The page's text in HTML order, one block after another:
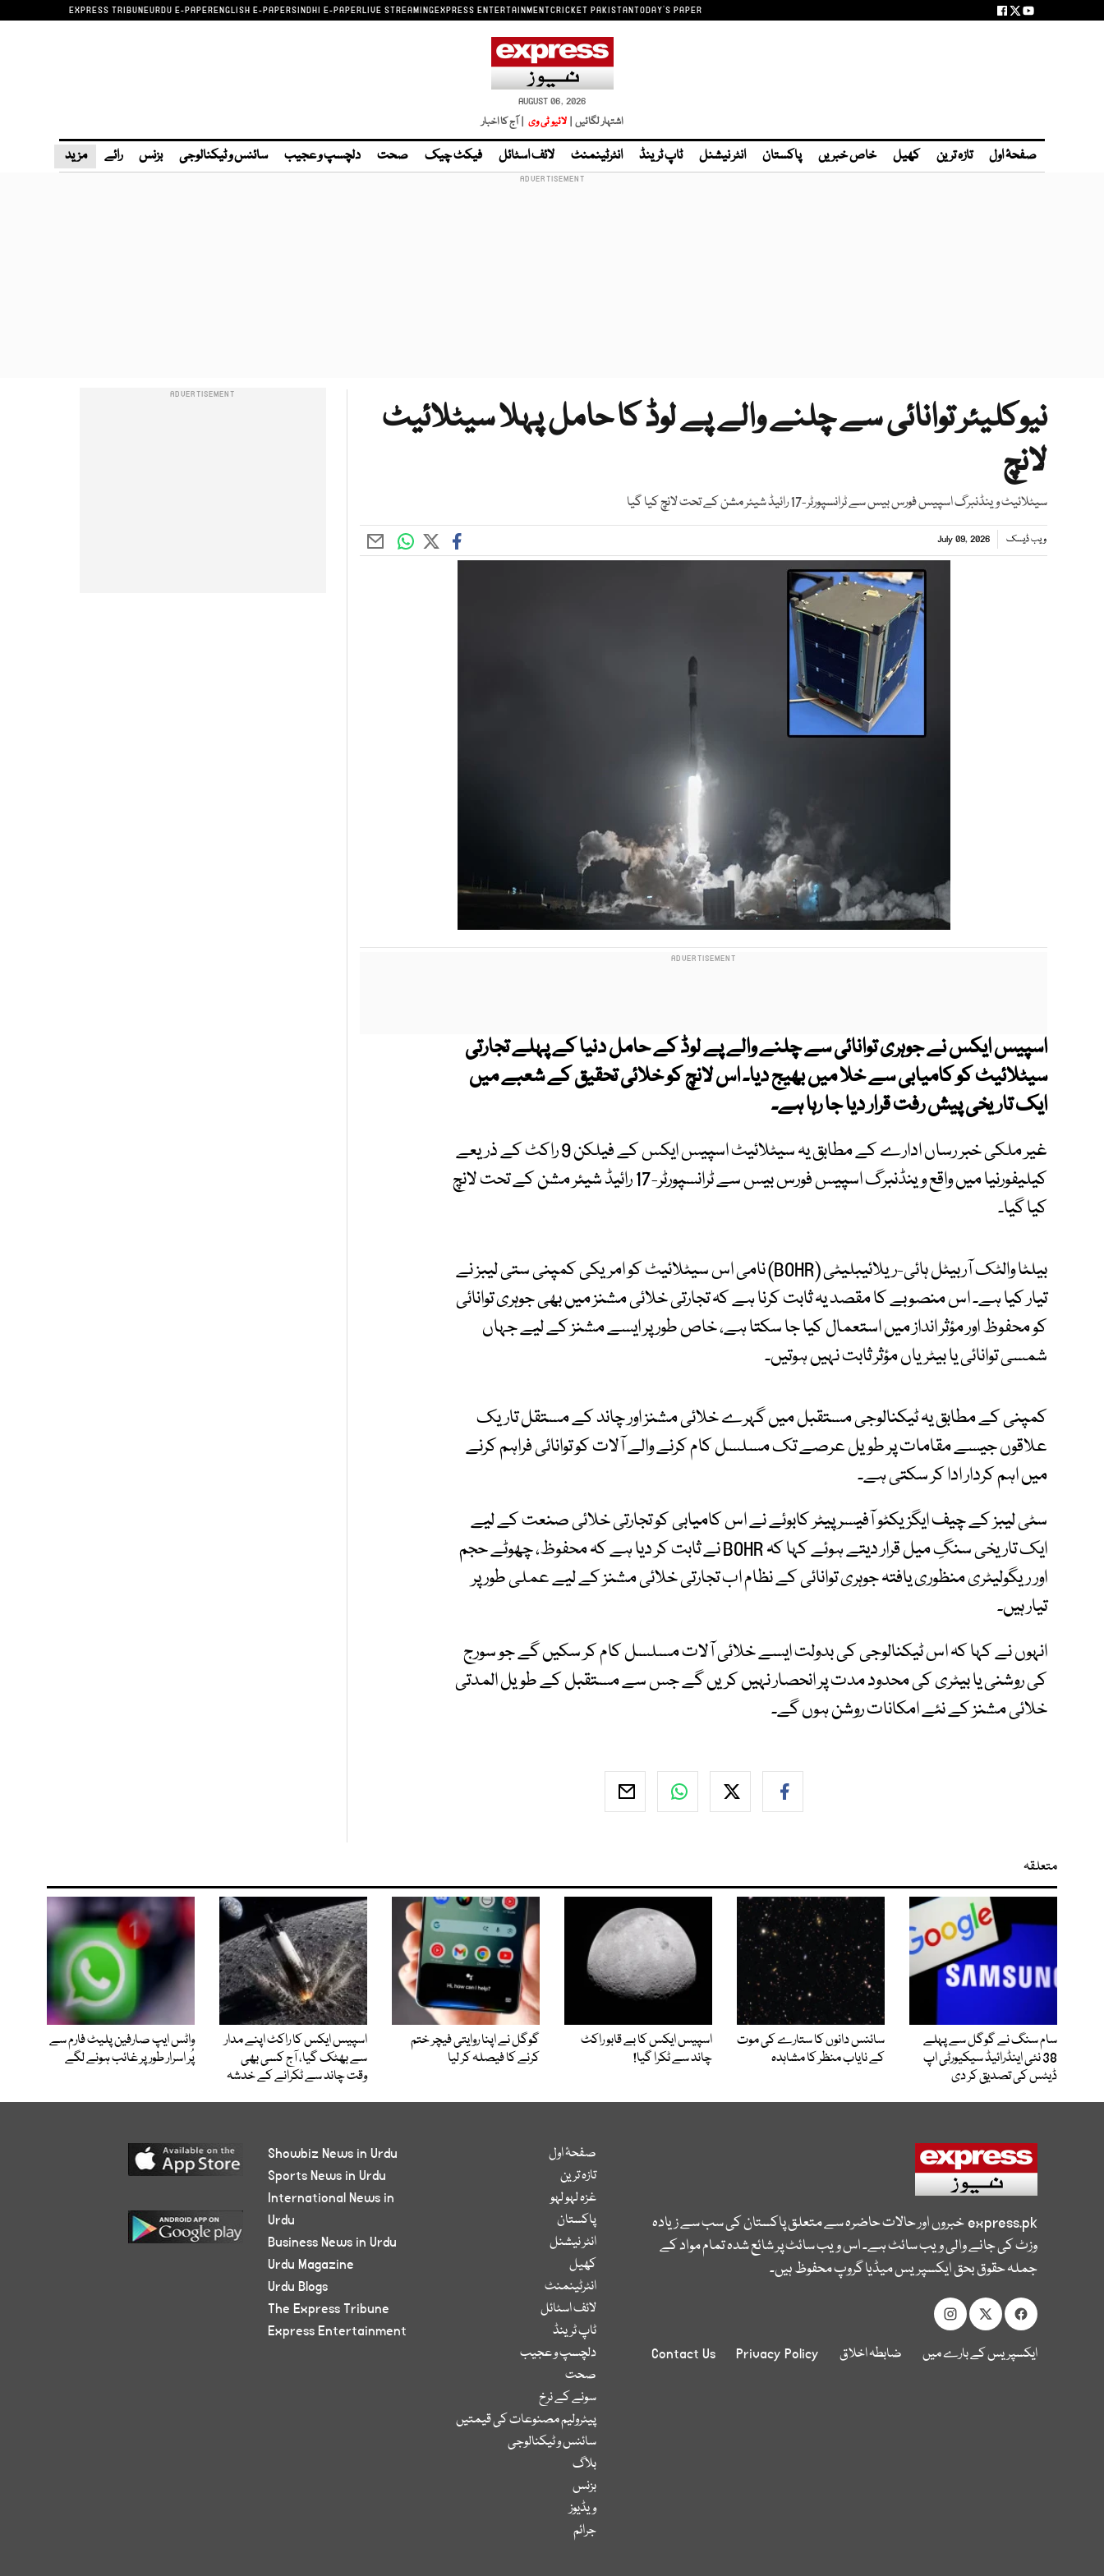
EXPRESS TRIBUNEURDU E-PAPERENGLISH E-PAPERSINDHI E-PAPERLIVE STREAMINGEXPRESS ENTERTAINMENTCRICKET PAKISTANTODAY'S PAPER
AUGUST 06, 2026
اشتہار لگائیں | لائیو ٹی وی | آج کا اخبار
صفحۂ اول تازہ ترین کھیل خاص خبریں پاکستان انٹر نیشنل ٹاپ ٹرینڈ انٹرٹینمنٹ لائف اسٹائل فیکٹ چیک صحت دلچسپ و عجیب سائنس و ٹیکنالوجی بزنس رائے مزید
نیوکلیئر توانائی سے چلنے والے پے لوڈ کا حامل پہلا سیٹلائیٹ
لانچ
سیٹلائیٹ وینڈنبرگ اسپیس فورس بیس سے ٹرانسپورٹر-17 رائیڈ شیئر مشن کے تحت لانچ کیا گیا
ویب ڈیسک July 09, 2026
اسپیس ایکس نے جوہری توانائی سے چلنے والے پے لوڈ کے حامل دنیا کے پہلے تجارتی
سیٹلائیٹ کو کامیابی سے خلا میں بھیج دیا۔ اس لانچ کو خلائی تحقیق کے شعبے میں
ایک تاریخی پیش رفت قرار دیا جا رہا ہے۔
غیر ملکی خبر رساں ادارے کے مطابق یہ سیٹلائیٹ اسپیس ایکس کے فیلکن 9 راکٹ کے ذریعے
کیلیفورنیا میں واقع وینڈنبرگ اسپیس فورس بیس سے ٹرانسپورٹر-17 رائیڈ شیئر مشن کے تحت لانچ
کیا گیا۔
بیلٹا والٹک آربیٹل ہائی-ریلائیبلیٹی (BOHR) نامی اس سیٹلائیٹ کو امریکی کمپنی ستی لیبز نے
تیار کیا ہے۔ اس منصوبے کا مقصد یہ ثابت کرنا ہے کہ تجارتی خلائی مشنز میں بھی جوہری توانائی
کو محفوظ اور مؤثر انداز میں استعمال کیا جا سکتا ہے، خاص طور پر ایسے مشنز کے لیے جہاں
شمسی توانائی یا بیٹریاں مؤثر ثابت نہیں ہوتیں۔
کمپنی کے مطابق یہ ٹیکنالوجی مستقبل میں گہرے خلائی مشنز اور چاند کے مستقل تاریک
علاقوں جیسے مقامات پر طویل عرصے تک مسلسل کام کرنے والے آلات کو توانائی فراہم کرنے
میں اہم کردار ادا کر سکتی ہے۔
سٹی لیبز کے چیف ایگزیکٹو آفیسر پیٹر کابوئے نے اس کامیابی کو تجارتی خلائی صنعت کے لیے
ایک تاریخی سنگِ میل قرار دیتے ہوئے کہا کہ BOHR نے ثابت کر دیا ہے کہ محفوظ، چھوٹے حجم
اور ریگولیٹری منظوری یافتہ جوہری توانائی کے نظام اب تجارتی خلائی مشنز کے لیے عملی طور پر
تیار ہیں۔
انہوں نے کہا کہ اس ٹیکنالوجی کی بدولت ایسے خلائی آلات مسلسل کام کر سکیں گے جو سورج
کی روشنی یا بیٹری کی محدود مدت پر انحصار نہیں کریں گے جس سے مستقبل کے طویل المدتی
خلائی مشنز کے نئے امکانات روشن ہوں گے۔
متعلقہ
سام سنگ نے گوگل سے پہلے
38 نئی اینڈرائیڈ سیکیورٹی اپ
ڈیٹس کی تصدیق کر دی
سائنس دانوں کا ستارے کی موت
کے نایاب منظر کا مشاہدہ
اسپیس ایکس کا بے قابو راکٹ
چاند سے ٹکرا گیا!
گوگل نے اپنا روایتی فیچر ختم
کرنے کا فیصلہ کر لیا
اسپیس ایکس کا راکٹ اپنے مدار
سے بھٹک گیا، آج کسی بھی
وقت چاند سے ٹکرانے کے خدشہ
واٹس ایپ صارفین پلیٹ فارم سے
پُر اسرار طور پر غائب ہونے لگے
express.pkخبروں اور حالات حاضرہ سے متعلق پاکستان کی سب سے زیادہ
وزٹ کی جانے والی ویب سائٹ ہے۔ اس ویب سائٹ پر شائع شدہ تمام مواد کے
جملہ حقوق بحق ایکسپریس میڈیا گروپ محفوظ ہیں۔
ایکسپریس کے بارے میں ضابطہ اخلاق Privacy Policy
Contact Us
صفحۂ اول
تازہ ترین
غزہ لہو لہو
پاکستان
انٹر نیشنل
کھیل
انٹرٹینمنٹ
لائف اسٹائل
ٹاپ ٹرینڈ
دلچسپ و عجیب
صحت
سونے کے نرخ
پیٹرولیم مصنوعات کی قیمتیں
سائنس و ٹیکنالوجی
بلاگ
بزنس
ویڈیوز
جرائم
Showbiz News in Urdu
Sports News in Urdu
International News in
Urdu
Business News in Urdu
Urdu Magazine
Urdu Blogs
The Express Tribune
Express Entertainment